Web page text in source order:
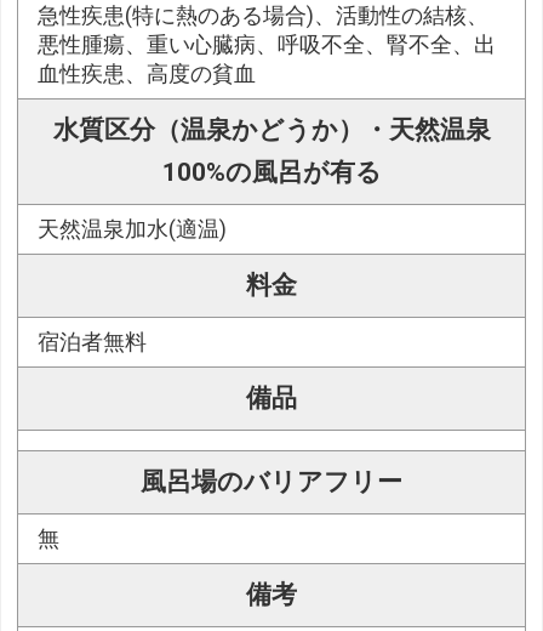
急性疾患(特に熱のある場合)、活動性の結核、
悪性腫瘍、重い心臓病、呼吸不全、腎不全、出
血性疾患、高度の貧血
水質区分（温泉かどうか）・天然温泉
100%の風呂が有る
天然温泉加水(適温)
料金
宿泊者無料
備品
風呂場のバリアフリー
無
備考